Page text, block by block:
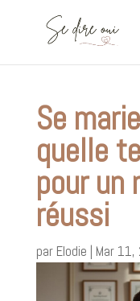
Se
quelle
pour un
réussi
par Elodie | Mar 11,